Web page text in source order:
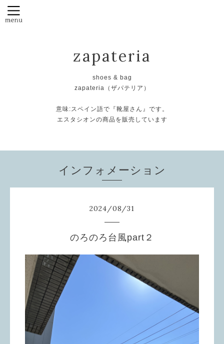
zapateria
shoes & bag
zapateria（ザパテリア）
意味:スペイン語で『靴屋さん』です。
エスタシオンの商品を販売しています
インフォメーション
2024/08/31
のろのろ台風part２